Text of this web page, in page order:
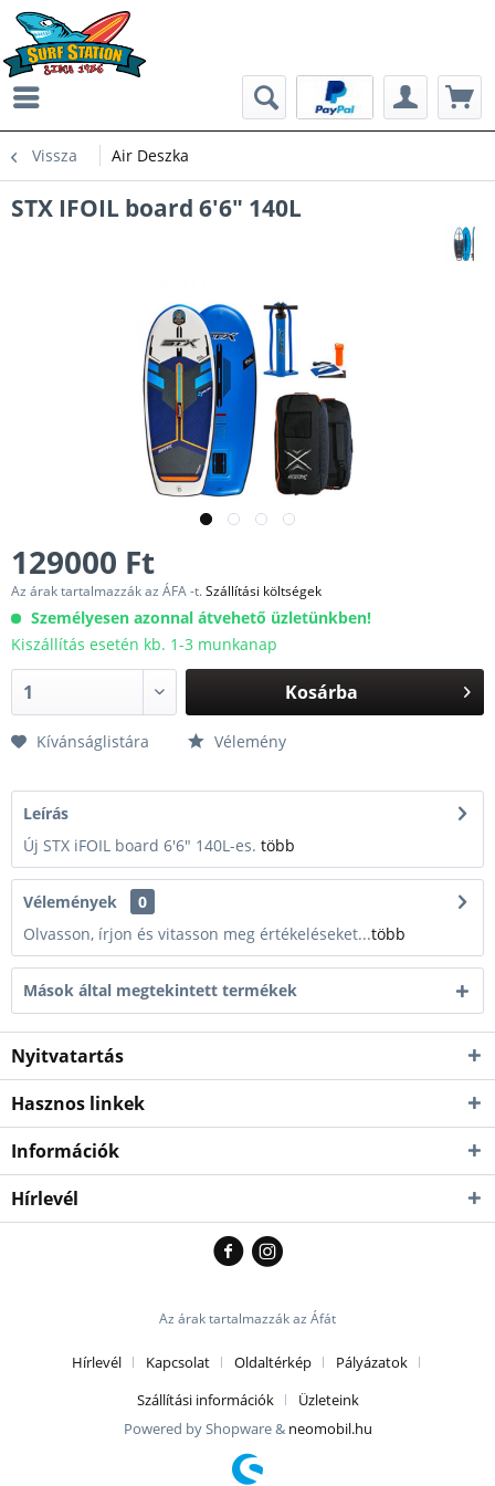
Vissza Air Deszka
STX IFOIL board 6'6" 140L
129000 Ft
Az árak tartalmazzák az ÁFA -t.Szállítási költségek
Személyesen azonnal átvehető üzletünkben!
Kiszállítás esetén kb. 1-3 munkanap
Kosárba
Kívánságlistára Vélemény
Leírás
Új STX iFOIL board 6'6" 140L-es. több
Vélemények
0
Olvasson, írjon és vitasson meg értékeléseket...több
Mások által megtekintett termékek
Nyitvatartás
Hasznos linkek
Információk
Hírlevél
Az árak tartalmazzák az Áfát
Hírlevél Kapcsolat Oldaltérkép
Pályázatok
Szállítási információk
Üzleteink
Powered by Shopware & neomobil.hu